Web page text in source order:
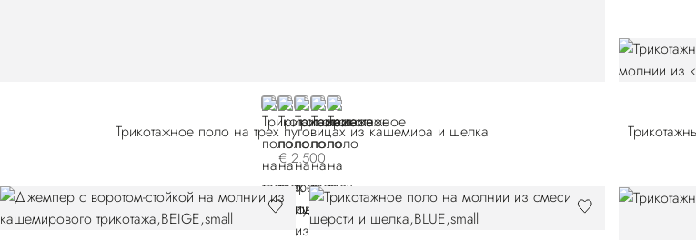
GREYBLACK
BLUE F25320-2165
WHITEBROWN
Трикотажное поло на трех пуговицах из кашемира и шелка
€ 2.500